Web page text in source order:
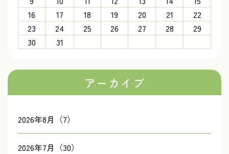
16
17 18 19 20 21
22
23
24 25 26 27 28
29
30
31
アーカイブ
2026年8月（7）
2026年7月（30）